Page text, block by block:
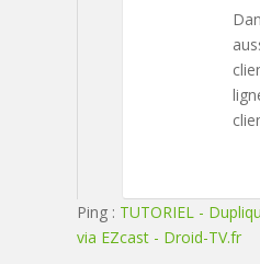
Ping : TUTORIEL -
via EZcast - Droid-TV.fr